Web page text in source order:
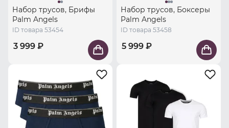
Набор трусов, Брифы
Palm Angels
ID товара 53454
3 999 ₽
Набор трусов, Боксеры
Palm Angels
ID товара 53458
5 999 ₽